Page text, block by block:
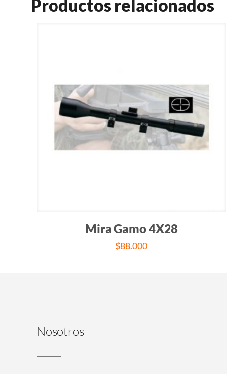
Productos relacionados
Mira Gamo 4X28
$88.000
Nosotros